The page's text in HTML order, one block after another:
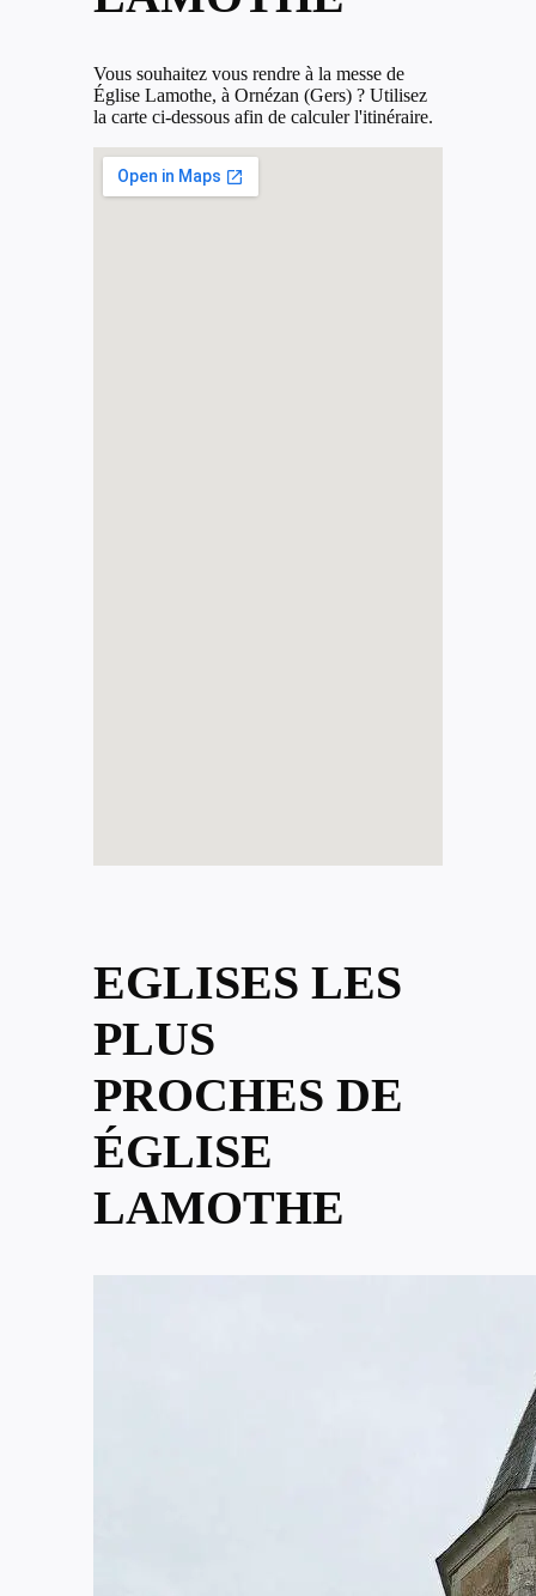
Vous souhaitez vous rendre à la messe de
Église Lamothe, à Ornézan (Gers) ? Utilisez
la carte ci-dessous afin de calculer l'itinéraire.
EGLISES LES
PLUS
PROCHES DE
ÉGLISE
LAMOTHE